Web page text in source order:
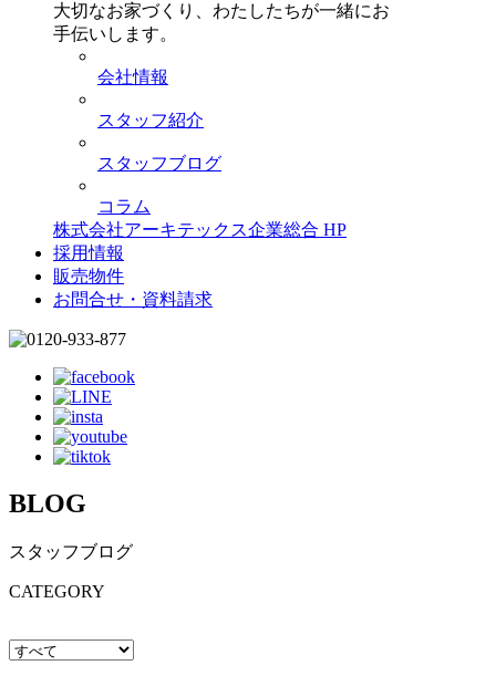
大切なお家づくり、わたしたちが一緒にお
手伝いします。
会社情報
スタッフ紹介
スタッフブログ
コラム
株式会社アーキテックス企業総合 HP
採用情報
販売物件
お問合せ・資料請求
BLOG
スタッフブログ
CATEGORY